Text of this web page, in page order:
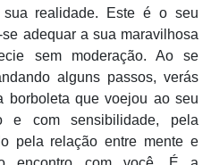
realidade. Este é o seu
adequar a sua maravilhosa
sem moderação. Ao se
alguns passos, verás
borboleta que voejou ao seu
e com sensibilidade, pela
pela relação entre mente e